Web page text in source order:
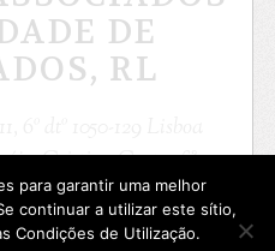
DE
RL
Cristina Castro &
Advogados, RL 2015
para garantir uma melhor
continuar a utilizar este sítio,
Condições de Utilização.